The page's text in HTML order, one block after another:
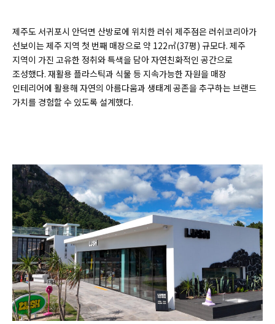
제주도 서귀포시 안덕면 산방로에 위치한 러쉬 제주점은 러쉬코리아가
선보이는 제주 지역 첫 번째 매장으로 약 122㎡(37평) 규모다. 제주
지역이 가진 고유한 정취와 특색을 담아 자연친화적인 공간으로
조성했다. 재활용 플라스틱과 식물 등 지속가능한 자원을 매장
인테리어에 활용해 자연의 아름다움과 생태계 공존을 추구하는 브랜드
가치를 경험할 수 있도록 설계했다.